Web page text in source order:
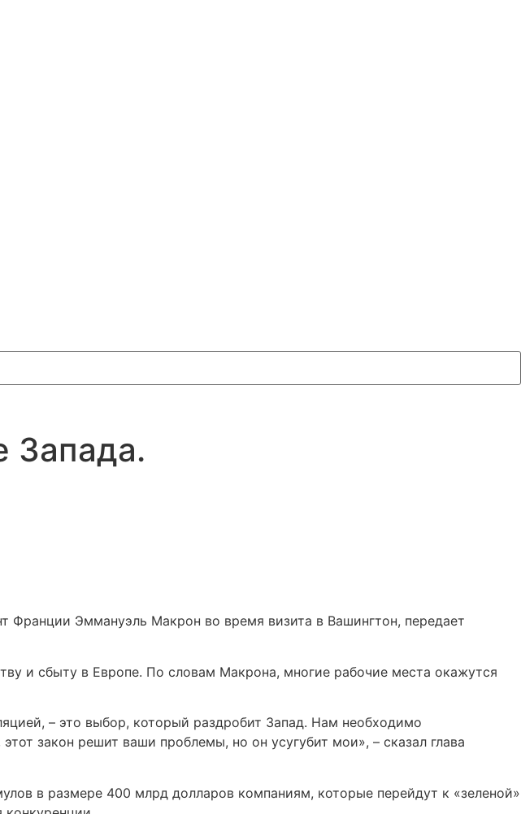
Запада.
Эммануэль Макрон во время визита в Вашингтон, передает
и сбыту в Европе. По словам Макрона, многие рабочие места окажутся
– это выбор, который раздробит Запад. Нам необходимо
закон решит ваши проблемы, но он усугубит мои», – сказал глава
в размере 400 млрд долларов компаниям, которые перейдут к «зеленой»